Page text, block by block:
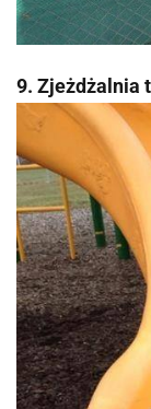
9. Zjeżdżalnia